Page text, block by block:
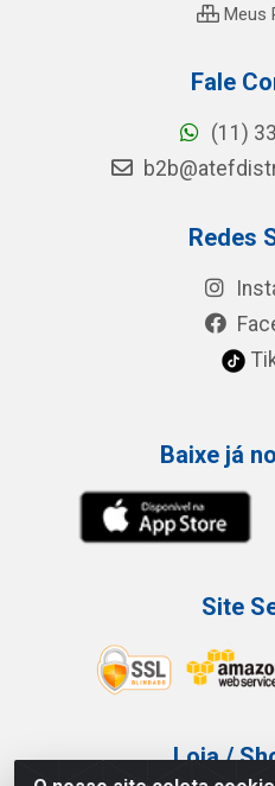
Meus
Fale
(11)
Redes
Baixe já
Site
Loja /